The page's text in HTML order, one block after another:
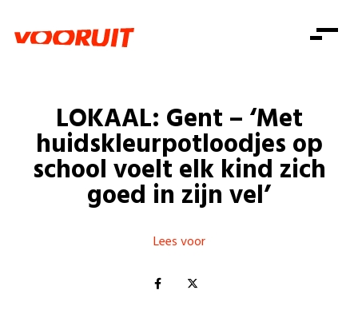
Zorg
Gelijke kansen
Welzijn
Kinderen en jongeren
Onze mensen
Standpunten
Vacatures
Doe mee
Doe mee
Word lid
Shop
Zoeken
Login
Login
LOKAAL: Gent – ‘Met
huidskleurpotloodjes op
school voelt elk kind zich
goed in zijn vel’
Lees voor